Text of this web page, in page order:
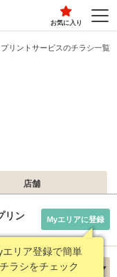
お気に入り
リントサービスのチラシ一覧
店舗
リン
エリア登録で簡単
ラシをチェック
Myエリアに登録
ビス 新着順